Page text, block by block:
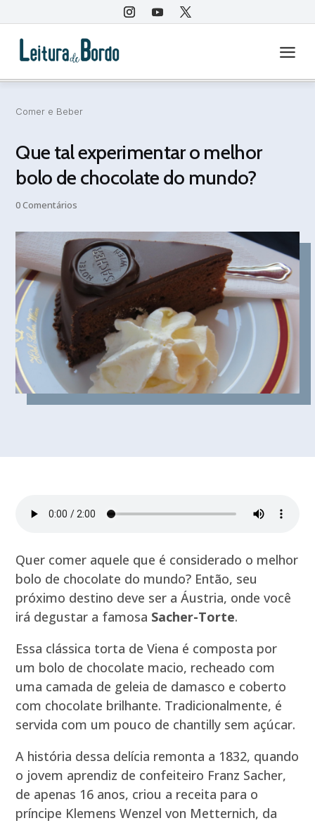
a
Comer e Beber
Que tal experimentar o melhor
bolo de chocolate do mundo?
0 Comentários
Quer comer aquele que é considerado o melhor
bolo de chocolate do mundo? Então, seu
próximo destino deve ser a Áustria, onde você
irá degustar a famosa Sacher-Torte.
Essa clássica torta de Viena é composta por
um bolo de chocolate macio, recheado com
uma camada de geleia de damasco e coberto
com chocolate brilhante. Tradicionalmente, é
servida com um pouco de chantilly sem açúcar.
A história dessa delícia remonta a 1832, quando
o jovem aprendiz de confeiteiro Franz Sacher,
de apenas 16 anos, criou a receita para o
príncipe Klemens Wenzel von Metternich, da